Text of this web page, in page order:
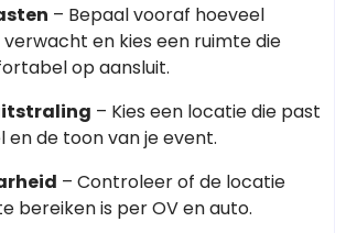
– Bepaal vooraf hoeveel
verwacht en kies een ruimte die
op aansluit.
– Kies een locatie die past
en de toon van je event.
– Controleer of de locatie
bereiken is per OV en auto.